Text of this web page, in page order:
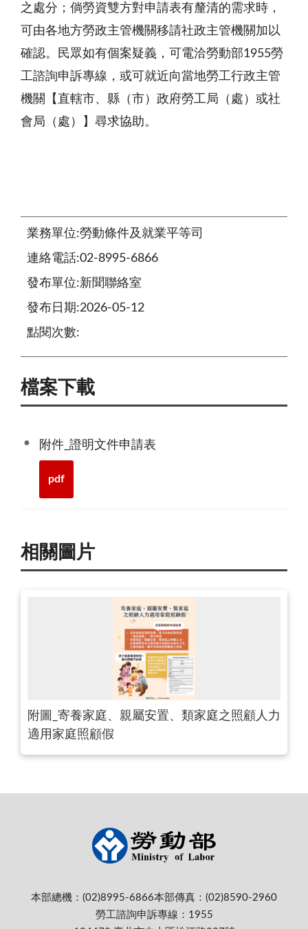
之處分；倘勞資雙方對申請表有釐清的需求時，
可由各地方勞政主管機關移請社政主管機關加以
確認。民眾如有個案疑義，可電洽勞動部1955勞
工諮詢申訴專線，或可就近向當地勞工行政主管
機關【直轄市、縣（市）政府勞工局（處）或社
會局（處）】尋求協助。
業務單位:勞動條件及就業平等司
連絡電話:02-8995-6866
發布單位:新聞聯絡室
發布日期:2026-05-12
點閱次數:
檔案下載
附件_證明文件申請表
pdf
相關圖片
附圖_寄養家庭、親屬安置、類家庭之照顧人力
適用家庭照顧假
本部總機：(02)8995-6866本部傳真：(02)8590-2960
勞工諮詢申訴專線：1955